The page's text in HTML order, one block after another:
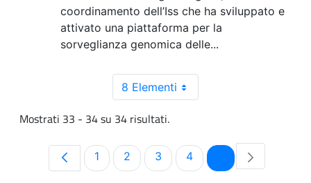
coordinamento dell’Iss che ha sviluppato e
attivato una piattaforma per la
sorveglianza genomica delle...
8 Elementi
Mostrati 33 - 34 su 34 risultati.
Pagina
1 Pagina
2 Pagina
3 Pagina
4 Pagina